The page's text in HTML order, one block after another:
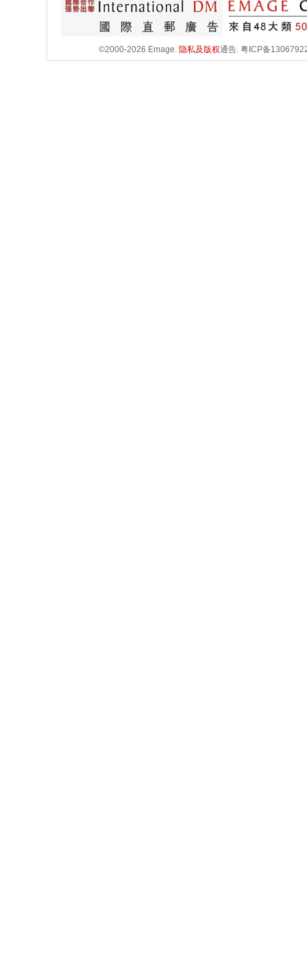
©2000-2026 Emage. 隐私及版权通告. 粤ICP备